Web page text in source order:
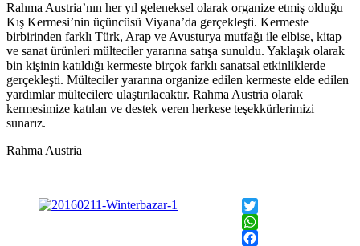
Rahma Austria’nın her yıl geleneksel olarak organize etmiş olduğu
Kış Kermesi’nin üçüncüsü Viyana’da gerçekleşti. Kermeste
birbirinden farklı Türk, Arap ve Avusturya mutfağı ile elbise, kitap
ve sanat ürünleri mülteciler yararına satışa sunuldu. Yaklaşık olarak
bin kişinin katıldığı kermeste birçok farklı sanatsal etkinliklerde
gerçekleşti. Mülteciler yararına organize edilen kermeste elde edilen
yardımlar mültecilere ulaştırılacaktır. Rahma Austria olarak
kermesimize katılan ve destek veren herkese teşekkürlerimizi
sunarız.
Rahma Austria
Twitter
WhatsApp